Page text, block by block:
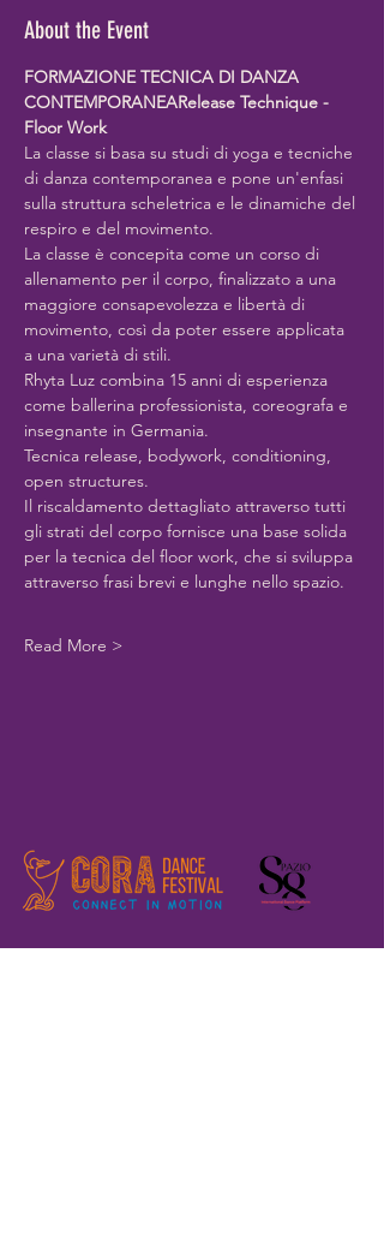
About the Event
FORMAZIONE TECNICA DI DANZA
CONTEMPORANEARelease Technique -
Floor Work
La classe si basa su studi di yoga e tecniche
di danza contemporanea e pone un'enfasi
sulla struttura scheletrica e le dinamiche del
respiro e del movimento.
La classe è concepita come un corso di
allenamento per il corpo, finalizzato a una
maggiore consapevolezza e libertà di
movimento, così da poter essere applicata
a una varietà di stili.
Rhyta Luz combina 15 anni di esperienza
come ballerina professionista, coreografa e
insegnante in Germania.
Tecnica release, bodywork, conditioning,
open structures.
Il riscaldamento dettagliato attraverso tutti
gli strati del corpo fornisce una base solida
per la tecnica del floor work, che si sviluppa
attraverso frasi brevi e lunghe nello spazio.
Read More >